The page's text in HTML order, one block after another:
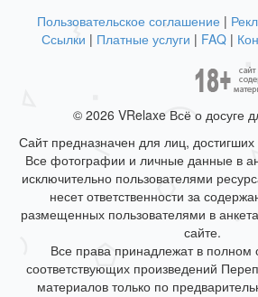
Пользовательское соглашение |
Ссылки | Платные услуги | FAQ |
© 2026 VRelaxe Всё о досуге
Сайт предназначен для лиц, достигших
Все фотографии и личные данные в
исключительно пользователями
несет ответственности за
размещенных пользователями в
сайте.
Все права принадлежат в
соответствующих произведений
материалов только по